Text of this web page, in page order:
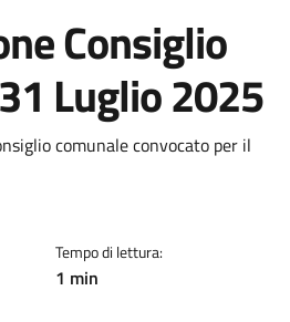
Consiglio
Luglio 2025
comunale convocato per il
Tempo di lettura:
1 min